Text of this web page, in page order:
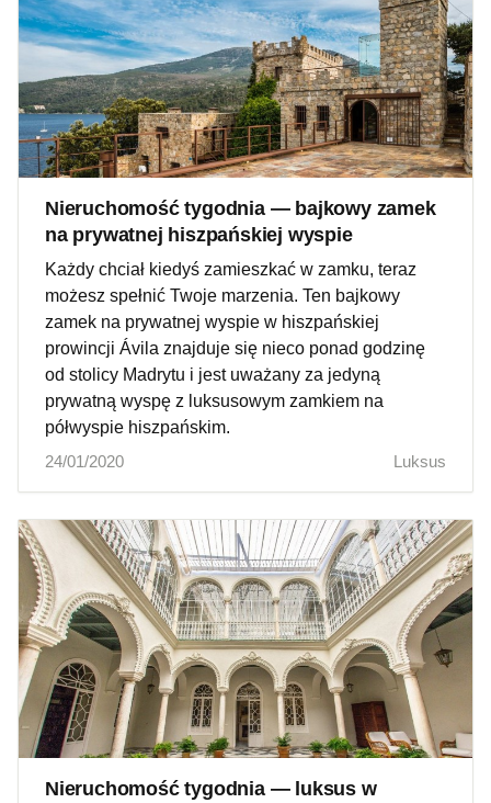
Nieruchomość tygodnia — bajkowy zamek
na prywatnej hiszpańskiej wyspie
Każdy chciał kiedyś zamieszkać w zamku, teraz
możesz spełnić Twoje marzenia. Ten bajkowy
zamek na prywatnej wyspie w hiszpańskiej
prowincji Ávila znajduje się nieco ponad godzinę
od stolicy Madrytu i jest uważany za jedyną
prywatną wyspę z luksusowym zamkiem na
półwyspie hiszpańskim.
24/01/2020
Luksus
Nieruchomość tygodnia — luksus w